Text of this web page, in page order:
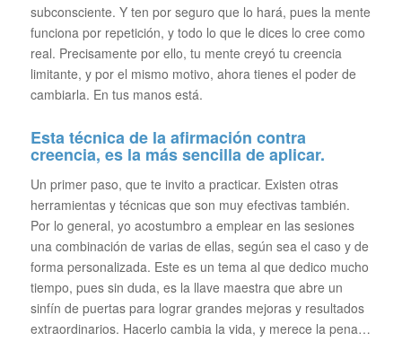
subconsciente. Y ten por seguro que lo hará, pues la mente
funciona por repetición, y todo lo que le dices lo cree como
real. Precisamente por ello, tu mente creyó tu creencia
limitante, y por el mismo motivo, ahora tienes el poder de
cambiarla. En tus manos está.
Esta técnica de la afirmación contra
creencia, es la más sencilla de aplicar.
Un primer paso, que te invito a practicar. Existen otras
herramientas y técnicas que son muy efectivas también.
Por lo general, yo acostumbro a emplear en las sesiones
una combinación de varias de ellas, según sea el caso y de
forma personalizada. Este es un tema al que dedico mucho
tiempo, pues sin duda, es la llave maestra que abre un
sinfín de puertas para lograr grandes mejoras y resultados
extraordinarios. Hacerlo cambia la vida, y merece la pena…